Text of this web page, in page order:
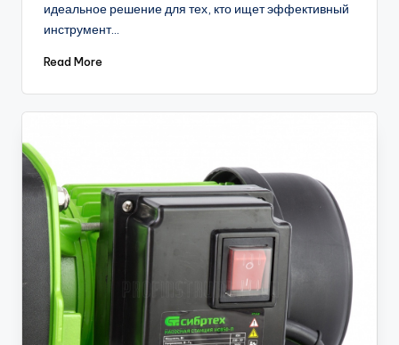
идеальное решение для тех, кто ищет эффективный
инструмент…
Read More